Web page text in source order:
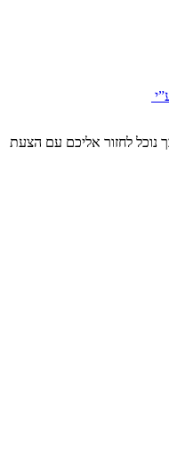
נוכל לחזור אליכם עם הצעת